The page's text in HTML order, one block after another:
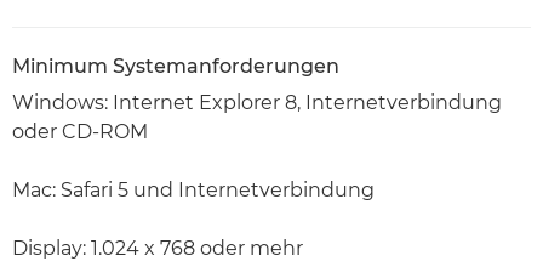
Minimum Systemanforderungen
Windows: Internet Explorer 8, Internetverbindung
oder CD-ROM
Mac: Safari 5 und Internetverbindung
Display: 1.024 x 768 oder mehr